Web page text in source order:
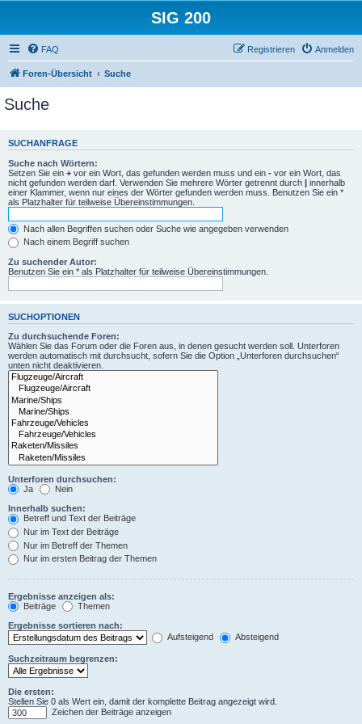
SIG 200
FAQ Anmelden
Registrieren
Foren-Übersicht Suche
Suche
SUCHANFRAGE
Suche nach Wörtern:
Setzen Sie ein + vor ein Wort, das gefunden werden muss und ein - vor ein Wort, das
nicht gefunden werden darf. Verwenden Sie mehrere Wörter getrennt durch | innerhalb
einer Klammer, wenn nur eines der Wörter gefunden werden muss. Benutzen Sie ein *
als Platzhalter für teilweise Übereinstimmungen.
Nach allen Begriffen suchen oder Suche wie angegeben verwenden
Nach einem Begriff suchen
Zu suchender Autor:
Benutzen Sie ein * als Platzhalter für teilweise Übereinstimmungen.
SUCHOPTIONEN
Zu durchsuchende Foren:
Wählen Sie das Forum oder die Foren aus, in denen gesucht werden soll. Unterforen
werden automatisch mit durchsucht, sofern Sie die Option „Unterforen durchsuchen“
unten nicht deaktivieren.
Unterforen durchsuchen:
Ja
Nein
Innerhalb suchen:
Betreff und Text der Beiträge
Nur im Text der Beiträge
Nur im Betreff der Themen
Nur im ersten Beitrag der Themen
Ergebnisse anzeigen als:
Beiträge
Themen
Ergebnisse sortieren nach:
Aufsteigend
Absteigend
Suchzeitraum begrenzen:
Die ersten:
Stellen Sie 0 als Wert ein, damit der komplette Beitrag angezeigt wird.
Zeichen der Beiträge anzeigen